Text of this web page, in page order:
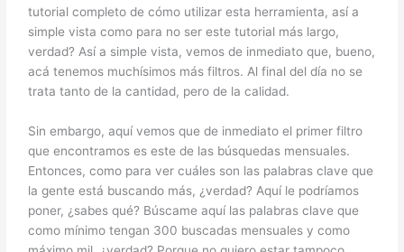
tutorial completo de cómo utilizaresta herramienta, así a
simple vista como para no ser estetutorial más largo,
verdad? Así a simple vista, vemos de inmediato que, bueno,
acá tenemos muchísimos más filtros. Al final del día no se
trata tanto de la cantidad, pero de la calidad.
Sin embargo, aquí vemos que de inmediato el primer filtro
que encontramos es este de las búsquedas mensuales.
Entonces, como para ver cuáles son las palabras clave que
la gente está buscando más, ¿verdad? Aquí le podríamos
poner, ¿sabes qué? Búscame aquí las palabras clave que
como mínimo tengan 300 buscadas mensuales y como